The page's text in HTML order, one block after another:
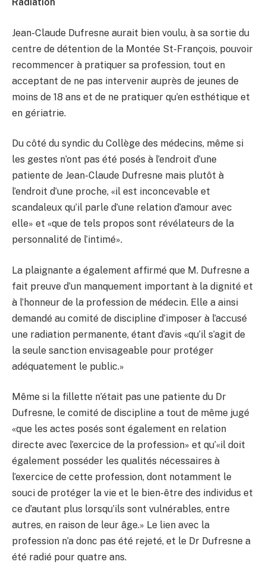
Jean-Claude Dufresne aurait bien voulu, à sa sortie du
centre de détention de la Montée St-François, pouvoir
recommencer à pratiquer sa profession, tout en
acceptant de ne pas intervenir auprès de jeunes de
moins de 18 ans et de ne pratiquer qu’en esthétique et
en gériatrie.
Du côté du syndic du Collège des médecins, même si
les gestes n’ont pas été posés à l’endroit d’une
patiente de Jean-Claude Dufresne mais plutôt à
l’endroit d’une proche, «il est inconcevable et
scandaleux qu’il parle d’une relation d’amour avec
elle» et «que de tels propos sont révélateurs de la
personnalité de l’intimé».
La plaignante a également affirmé que M. Dufresne a
fait preuve d’un manquement important à la dignité et
à l’honneur de la profession de médecin. Elle a ainsi
demandé au comité de discipline d’imposer à l’accusé
une radiation permanente, étant d’avis «qu’il s’agit de
la seule sanction envisageable pour protéger
adéquatement le public.»
Même si la fillette n’était pas une patiente du Dr
Dufresne, le comité de discipline a tout de même jugé
«que les actes posés sont également en relation
directe avec l’exercice de la profession» et qu’«il doit
également posséder les qualités nécessaires à
l’exercice de cette profession, dont notamment le
souci de protéger la vie et le bien-être des individus et
ce d’autant plus lorsqu’ils sont vulnérables, entre
autres, en raison de leur âge.» Le lien avec la
profession n’a donc pas été rejeté, et le Dr Dufresne a
été radié pour quatre ans.